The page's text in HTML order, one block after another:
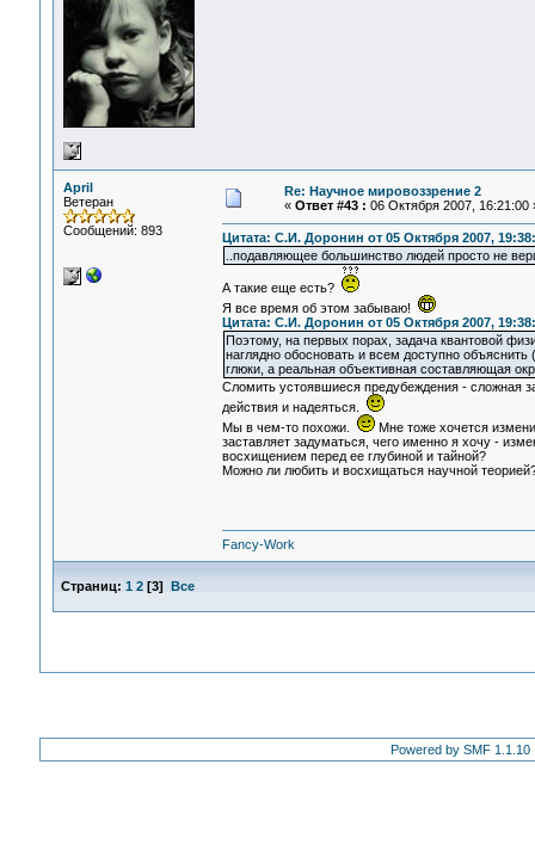
April
Ветеран
Сообщений: 893
Re: Научное мировоззрение 2
« Ответ #43 : 06 Октября 2007, 16:21:00
Цитата: С.И. Доронин от 05 Октября 2007,
..подавляющее большинство людей просто не
А такие еще есть?
Я все время об этом забываю!
Цитата: С.И. Доронин от 05 Октября 2007,
Поэтому, на первых порах, задача квантовой
наглядно обосновать и всем доступно
глюки, а реальная объективная составляющая
Сломить устоявшиеся предубеждения - сложная
действия и надеяться.
Мы в чем-то похожи.
Мне тоже хочется
заставляет задуматься, чего именно я хочу -
восхищением перед ее глубиной и тайной?
Можно ли любить и восхищаться научной
Fancy-Work
Страниц: 1 2[3] Все
Powered by SMF 1.1.10